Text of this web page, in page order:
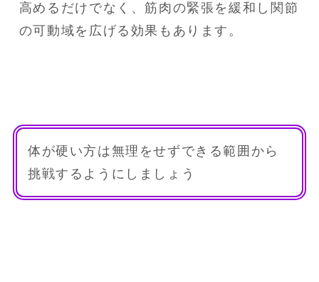
高めるだけでなく、筋肉の緊張を緩和し関節
の可動域を広げる効果もあります。
体が硬い方は無理をせずできる範囲から
挑戦するようにしましょう